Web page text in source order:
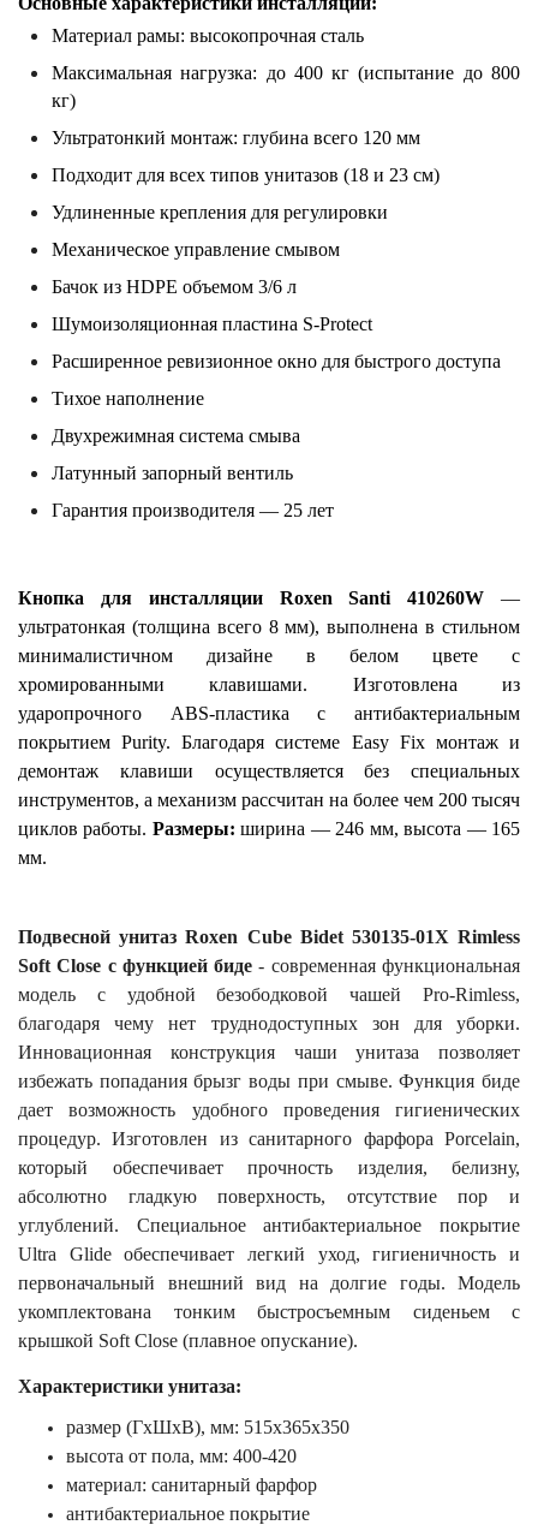
Материал рамы: высокопрочная сталь
Максимальная нагрузка: до 400 кг (испытание до 800
кг)
Ультратонкий монтаж: глубина всего 120 мм
Подходит для всех типов унитазов (18 и 23 см)
Удлиненные крепления для регулировки
Механическое управление смывом
Бачок из HDPE объемом 3/6 л
Шумоизоляционная пластина S-Protect
Расширенное ревизионное окно для быстрого доступа
Тихое наполнение
Двухрежимная система смыва
Латунный запорный вентиль
Гарантия производителя — 25 лет
Кнопка для инсталляции Roxen Santi 410260W —
ультратонкая (толщина всего 8 мм), выполнена в стильном
минималистичном дизайне в белом цвете с
хромированными клавишами. Изготовлена из
ударопрочного ABS-пластика с антибактериальным
покрытием Purity. Благодаря системе Easy Fix монтаж и
демонтаж клавиши осуществляется без специальных
инструментов, а механизм рассчитан на более чем 200 тысяч
циклов работы. Размеры:ширина — 246 мм, высота — 165
мм.
Подвесной унитаз Roxen Cube Bidet 530135-01X Rimless
Soft Close с функцией биде - современная функциональная
модель с удобной безободковой чашей Pro-Rimless,
благодаря чему нет труднодоступных зон для уборки.
Инновационная конструкция чаши унитаза позволяет
избежать попадания брызг воды при смыве. Функция биде
дает возможность удобного проведения гигиенических
процедур. Изготовлен из санитарного фарфора Porcelain,
который обеспечивает прочность изделия, белизну,
абсолютно гладкую поверхность, отсутствие пор и
углублений. Специальное антибактериальное покрытие
Ultra Glide обеспечивает легкий уход, гигиеничность и
первоначальный внешний вид на долгие годы. Модель
укомплектована тонким быстросъемным сиденьем с
крышкой Soft Close (плавное опускание).
Характеристики унитаза:
размер (ГхШхВ), мм: 515х365х350
высота от пола, мм: 400-420
материал: санитарный фарфор
антибактериальное покрытие